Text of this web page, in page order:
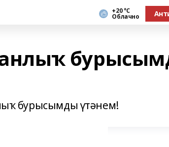
+20 °С
Облачно
бурысымды үтәнем!